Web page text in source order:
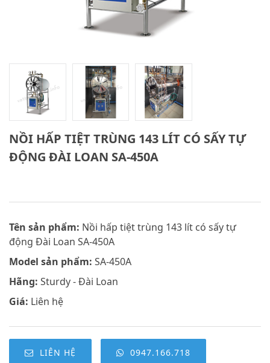
NỒI HẤP TIỆT TRÙNG 143 LÍT CÓ SẤY TỰ
ĐỘNG ĐÀI LOAN SA-450A
Tên sản phẩm: Nồi hấp tiệt trùng 143 lít có sấy tự
động Đài Loan SA-450A
Model sản phẩm: SA-450A
Hãng: Sturdy - Đài Loan
Giá: Liên hệ
LIÊN HỆ 0947.166.718